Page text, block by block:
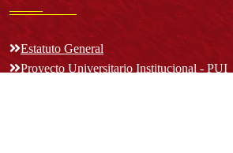
Estatuto General
Proyecto Universitario Institucional - PUI